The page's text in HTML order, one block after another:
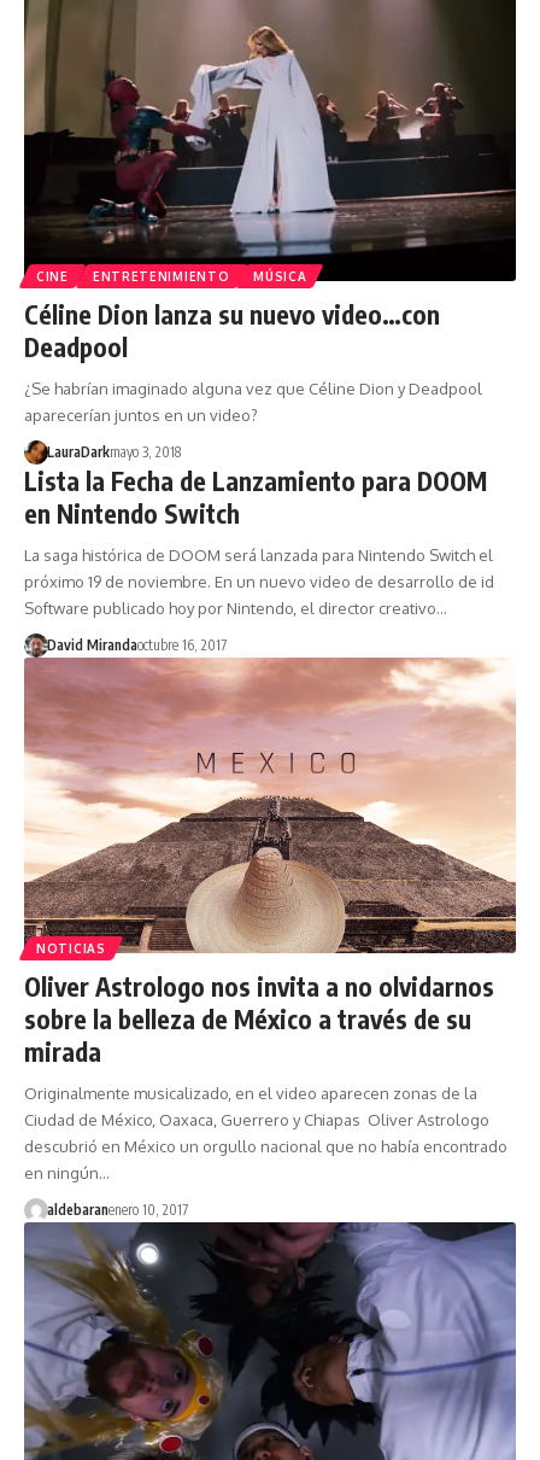
CINE ENTRETENIMIENTO MÚSICA
Céline Dion lanza su nuevo video…con
Deadpool
¿Se habrían imaginado alguna vez que Céline Dion y Deadpool
aparecerían juntos en un video?
LauraDarkmayo 3, 2018
Lista la Fecha de Lanzamiento para DOOM
en Nintendo Switch
La saga histórica de DOOM será lanzada para Nintendo Switch el
próximo 19 de noviembre. En un nuevo video de desarrollo de id
Software publicado hoy por Nintendo, el director creativo…
David Mirandaoctubre 16, 2017
NOTICIAS
Oliver Astrologo nos invita a no olvidarnos
sobre la belleza de México a través de su
mirada
Originalmente musicalizado, en el video aparecen zonas de la
Ciudad de México, Oaxaca, Guerrero y Chiapas Oliver Astrologo
descubrió en México un orgullo nacional que no había encontrado
en ningún…
aldebaranenero 10, 2017